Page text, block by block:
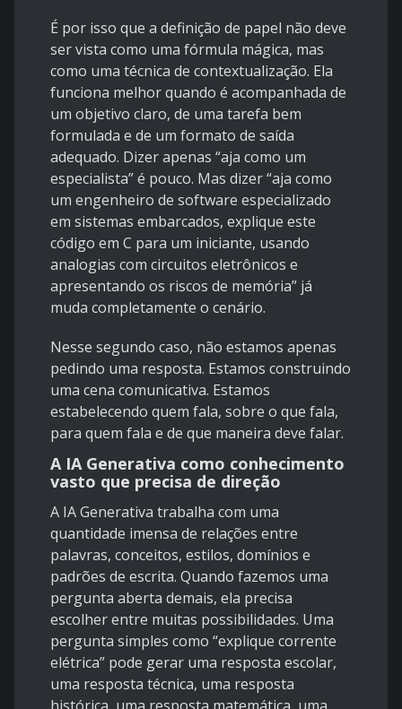
É por isso que a definição de papel não deve
ser vista como uma fórmula mágica, mas
como uma técnica de contextualização. Ela
funciona melhor quando é acompanhada de
um objetivo claro, de uma tarefa bem
formulada e de um formato de saída
adequado. Dizer apenas “aja como um
especialista” é pouco. Mas dizer “aja como
um engenheiro de software especializado
em sistemas embarcados, explique este
código em C para um iniciante, usando
analogias com circuitos eletrônicos e
apresentando os riscos de memória” já
muda completamente o cenário.
Nesse segundo caso, não estamos apenas
pedindo uma resposta. Estamos construindo
uma cena comunicativa. Estamos
estabelecendo quem fala, sobre o que fala,
para quem fala e de que maneira deve falar.
A IA Generativa como conhecimento
vasto que precisa de direção
A IA Generativa trabalha com uma
quantidade imensa de relações entre
palavras, conceitos, estilos, domínios e
padrões de escrita. Quando fazemos uma
pergunta aberta demais, ela precisa
escolher entre muitas possibilidades. Uma
pergunta simples como “explique corrente
elétrica” pode gerar uma resposta escolar,
uma resposta técnica, uma resposta